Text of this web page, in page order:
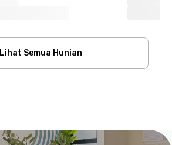
Lihat Semua Hunian